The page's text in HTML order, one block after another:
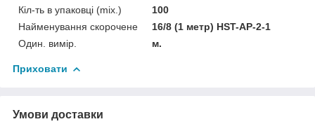
Кіл-ть в упаковці (mix.)
100
Найменування скорочене
16/8 (1 метр) HST-AP-2-1
Один. вимір.
м.
Приховати
Умови доставки